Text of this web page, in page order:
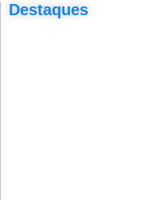
Destaques